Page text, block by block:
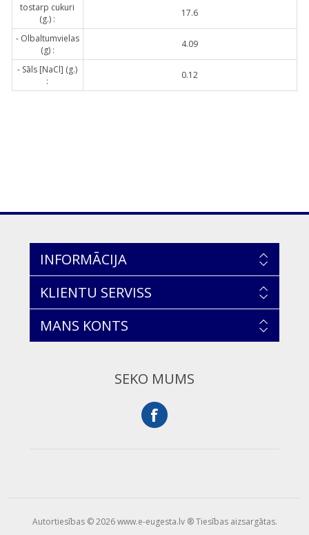
tostarp cukuri
(g.) :
17.6
- Olbaltumvielas
(g) :
4.09
- Sāls [NaCl] (g.)
:
0.12
INFORMĀCIJA
KLIENTU SERVISS
MANS KONTS
SEKO MUMS
Autortiesības © 2026 www.e-eugesta.lv ® Tiesības aizsargātas.